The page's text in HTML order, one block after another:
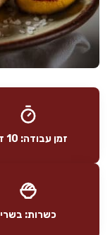
זמן עבודה: 10 דק'
כשרות: בשרי